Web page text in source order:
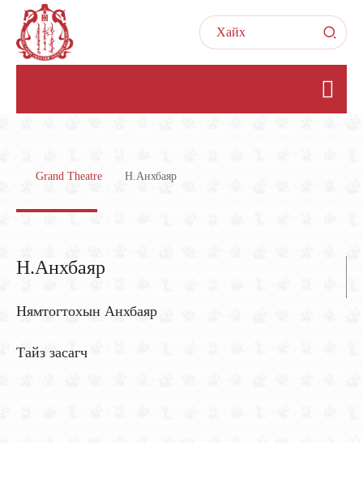
Grand Theatre Н.Анхбаяр
Н.Анхбаяр
Нямтогтохын Анхбаяр
Тайз засагч